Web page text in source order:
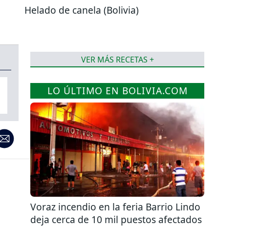
Helado de canela (Bolivia)
VER MÁS RECETAS +
LO ÚLTIMO EN BOLIVIA.COM
Voraz incendio en la feria Barrio Lindo
deja cerca de 10 mil puestos afectados